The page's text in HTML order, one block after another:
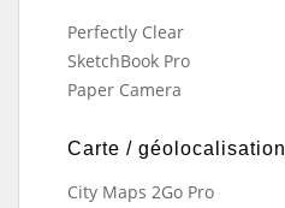
Perfectly Clear
SketchBook Pro
Paper Camera
Carte / géolocalisation
City Maps 2Go Pro